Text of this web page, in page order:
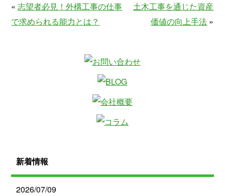
«志望者必見！外構工事の仕事
で求められる能力とは？
土木工事を通じた資産
価値の向上手法 »
新着情報
2026/07/09